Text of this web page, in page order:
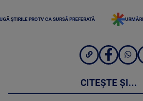
ȘTIRILE PROTV CA SURSĂ PREFERATĂ
CITEȘTE ȘI...